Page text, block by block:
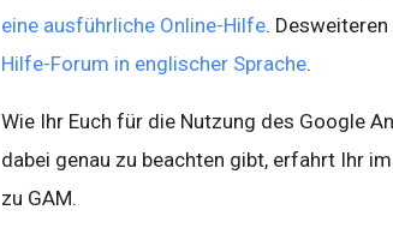
eine ausführliche Online-Hilfe.
Hilfe-Forum in englischer Sprache.
Wie Ihr Euch für die Nutzung des Google
dabei genau zu beachten gibt, erfahrt Ihr
zu GAM.